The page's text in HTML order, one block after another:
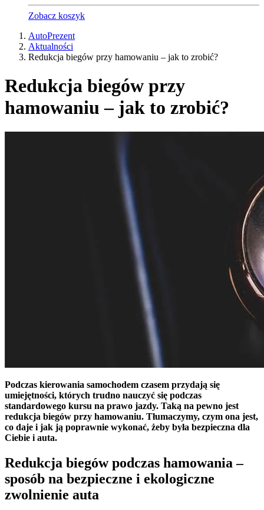
Zobacz koszyk
AutoPrezent
Aktualności
Redukcja biegów przy hamowaniu – jak to zrobić?
Redukcja biegów przy
hamowaniu – jak to zrobić?
Podczas kierowania samochodem czasem przydają się
umiejętności, których trudno nauczyć się podczas
standardowego kursu na prawo jazdy. Taką na pewno jest
redukcja biegów przy hamowaniu. Tłumaczymy, czym ona jest,
co daje i jak ją poprawnie wykonać, żeby była bezpieczna dla
Ciebie i auta.
Redukcja biegów podczas hamowania –
sposób na bezpieczne i ekologiczne
zwolnienie auta